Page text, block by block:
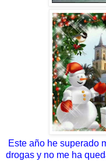
Este año he superado
drogas y no me ha